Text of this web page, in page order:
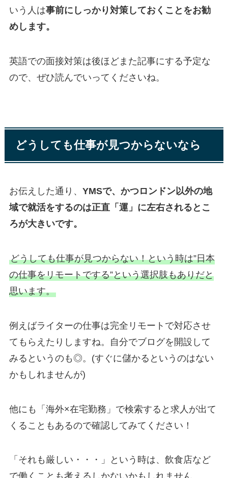
いう人は事前にしっかり対策しておくことをお勧
めします。
英語での面接対策は後ほどまた記事にする予定な
ので、ぜひ読んでいってくださいね。
どうしても仕事が見つからないなら
お伝えした通り、 YMSで、かつロンドン以外の地
域で就活をするのは正直「運」に左右されるとこ
ろが大きいです。
どうしても仕事が見つからない！という時は”日本
の仕事をリモートでする”という選択肢もありだと
思います。
例えばライターの仕事は完全リモートで対応させ
てもらえたりしますね。自分でブログを開設して
みるというのも◎。(すぐに儲かるというのはない
かもしれませんが)
他にも「海外×在宅勤務」で検索すると求人が出て
くることもあるので確認してみてください！
「それも厳しい・・・」という時は、飲食店など